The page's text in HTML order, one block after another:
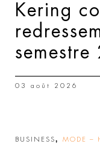
Kering
semestre
03 août 2026
BUSINESS, MODE –